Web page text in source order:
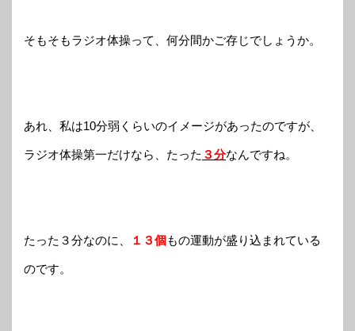
そもそもラジオ体操って、何分間かご存じでしょうか。
あれ、私は10分弱くらいのイメージがあったのですが、
ラジオ体操第一だけなら、たった ３分なんですね。
たった３分なのに、 １３個もの運動が盛り込まれている
のです。